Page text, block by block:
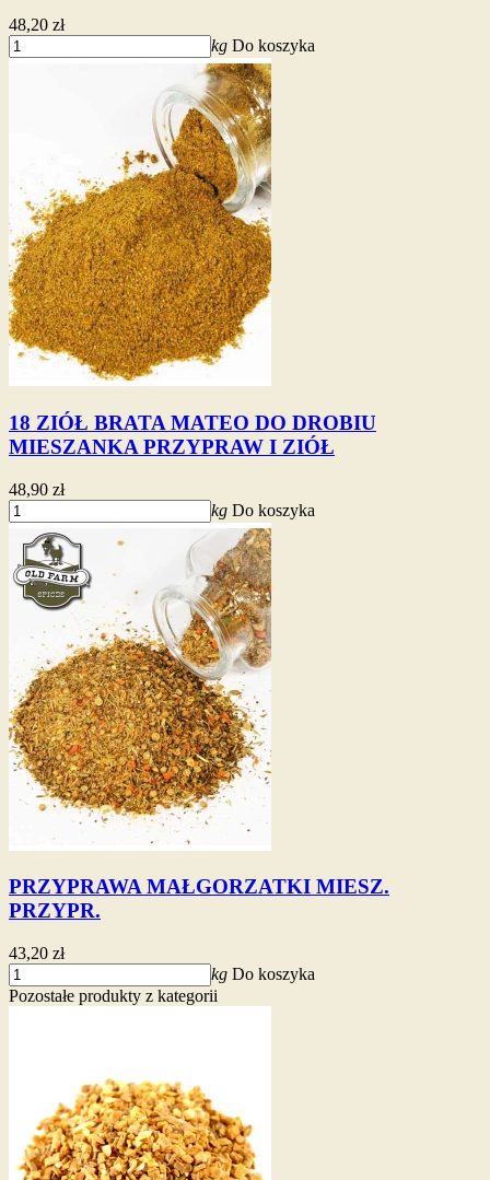
48,20 zł
kg Do koszyka
18 ZIÓŁ BRATA MATEO DO DROBIU
MIESZANKA PRZYPRAW I ZIÓŁ
48,90 zł
kg Do koszyka
PRZYPRAWA MAŁGORZATKI MIESZ.
PRZYPR.
43,20 zł
kg Do koszyka
Pozostałe produkty z kategorii